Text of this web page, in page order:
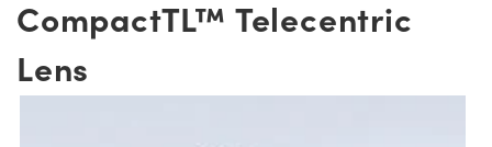
| 分光鏡
器
Assemblies | 雷射光學元件組
| 電動平臺
Upright Microscopes
Objectives
| 雷射用光機模組
Microscopy Cameras
Cameras | Allied Vision 相機
Accessories | 光源配件
放大器
| 光度計| 暗室器材
Imaging
Lenses | 清倉成像鏡頭
| 清倉相機
Lenses | 重新認證成像鏡
| 重新認證相機
CompactTL™ Telecentric
Lens